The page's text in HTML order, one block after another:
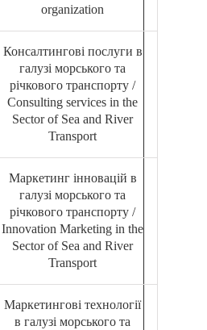
organization
Консалтингові послуги в
галузі морського та
річкового транспорту /
Consulting services in the
Sector of Sea and River
Transport
Маркетинг інновацій в
галузі морського та
річкового транспорту /
Innovation Marketing in the
Sector of Sea and River
Transport
Маркетингові технології
в галузі морського та